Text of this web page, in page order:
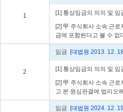
1
[1] 통상임금의 의의 및
[2] 甲 주식회사 소속 근
금에 포함된다고 볼 수 없
2
임금 [대법원 2013. 12.
[1] 통상임금의 의의 및
[2] 甲 주식회사 소속 근
고 본 원심판결에 법리오
임금 [대법원 2024. 12.